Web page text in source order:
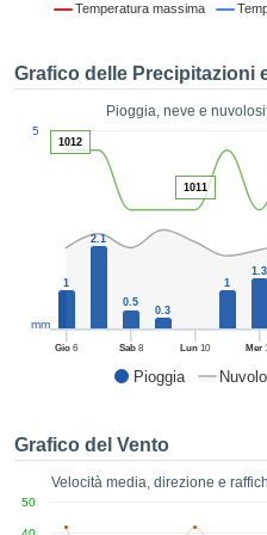
per
senza
clic sul
ACCETTA
Temperatura massima
Grafico delle Precipitazioni
Pioggia, neve e
Pioggia
Gio 6 Sab8 Lun 10 Mer
5
mm
1
2.1
0.5
0.3
1
1.3
1012
1011
Grafico del Vento
Velocità media, direzione e
50